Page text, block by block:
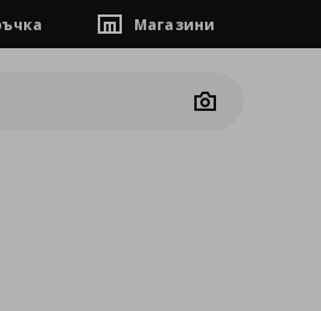
Магазини
Camera